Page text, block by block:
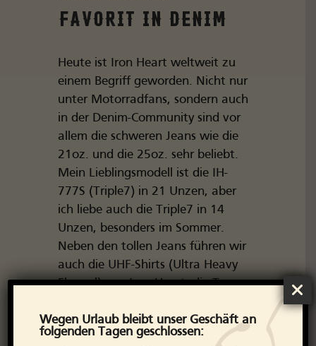
Favorit in Denim
Heute ist Iron Heart weltweit zu
einem Begriff geworden. Nicht nur
unter Motorradfans, sondern auch
in der Denim-Community sind vor
allem die schweren Jeans wie die
21oz. und die 25oz. sehr beliebt.
Mein Lieblingsmodell ist die IH-
777S (Triple7) in 21 Unzen, aber
ich liebe auch die Triple7 in 14
Unzen, besonders im Sommer.
Neben den tollen Jeans führen wir
auch die UHF-Shirts (Ultra Heavy
Flannel) von Iron Heart, die Type
Schauen Sie also in unserem
schönen Denim Store im Zentrum
Wegen Urlaub bleibt unser Geschäft an
folgenden Tagen geschlossen: